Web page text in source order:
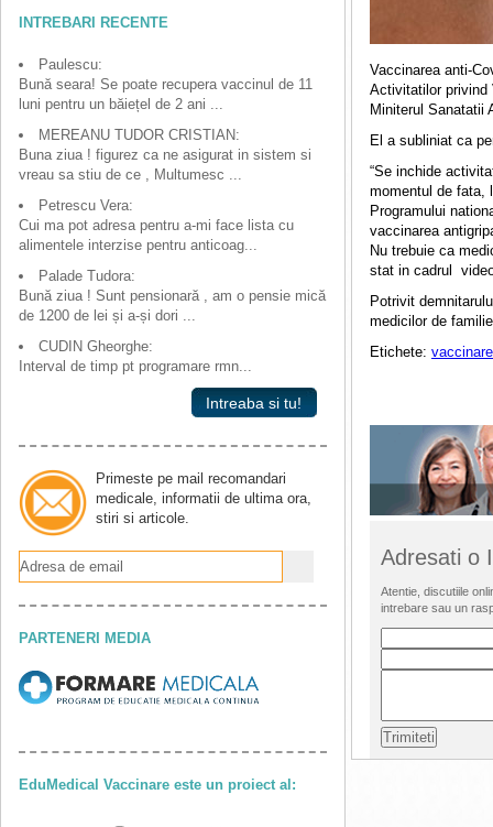
INTREBARI RECENTE
Paulescu:
Bună seara! Se poate recupera vaccinul de 11
luni pentru un băiețel de 2 ani ...
MEREANU TUDOR CRISTIAN:
Buna ziua ! figurez ca ne asigurat in sistem si
vreau sa stiu de ce , Multumesc ...
Petrescu Vera:
Cui ma pot adresa pentru a-mi face lista cu
alimentele interzise pentru anticoag...
Palade Tudora:
Bună ziua ! Sunt pensionară , am o pensie mică
de 1200 de lei și a-și dori ...
CUDIN Gheorghe:
Interval de timp pt programare rmn...
Intreaba si tu!
Primeste pe mail recomandari
medicale, informatii de ultima ora,
stiri si articole.
PARTENERI MEDIA
EduMedical Vaccinare este un proiect al:
Vaccinarea anti-
Activitatilor privind
Miniterul Sanatatii
El a subliniat ca
“Se inchide
momentul de fata,
Programului
vaccinarea
Nu trebuie ca
stat in cadrul
Potrivit
medicilor de
Etichete:
Adresati o
Atentie, discutiile
intrebare sau un